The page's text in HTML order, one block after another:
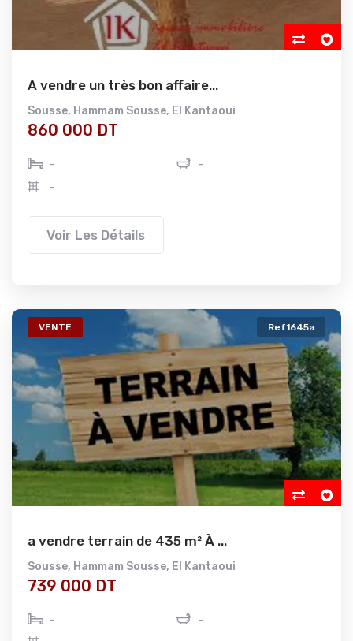
A vendre un très bon affaire...
Sousse, Hammam Sousse, El Kantaoui
860 000 DT
-
-
-
Voir Les Détails
VENTE Ref1645a
a vendre terrain de 435 m² À ...
Sousse, Hammam Sousse, El Kantaoui
739 000 DT
-
-